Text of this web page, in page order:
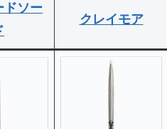
ドソー
クレイモア